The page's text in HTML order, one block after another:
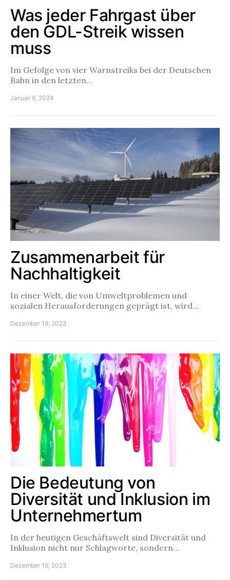
Was jeder Fahrgast über
den GDL-Streik wissen
muss
Im Gefolge von vier Warnstreiks bei der Deutschen
Bahn in den letzten…
Januar 9, 2024
Zusammenarbeit für
Nachhaltigkeit
In einer Welt, die von Umweltproblemen und
sozialen Herausforderungen geprägt ist, wird…
Dezember 19, 2023
Die Bedeutung von
Diversität und Inklusion im
Unternehmertum
In der heutigen Geschäftswelt sind Diversität und
Inklusion nicht nur Schlagworte, sondern…
Dezember 19, 2023